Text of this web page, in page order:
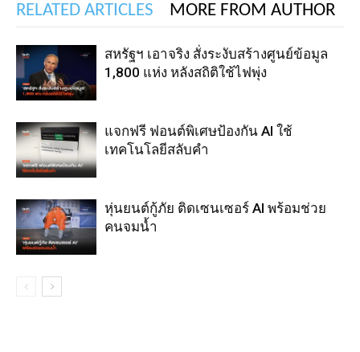
RELATED ARTICLES MORE FROM AUTHOR
สหรัฐฯ เอาจริง สั่งระงับสร้างศูนย์ข้อมูล
1,800 แห่ง หลังสถิติใช้ไฟพุ่ง
แจกฟรี ฟอนต์พิเศษป้องกัน AI ใช้
เทคโนโลยีสลับคำ
หุ่นยนต์กู้ภัย ติดเซนเซอร์ AI พร้อมช่วย
คนจมน้ำ